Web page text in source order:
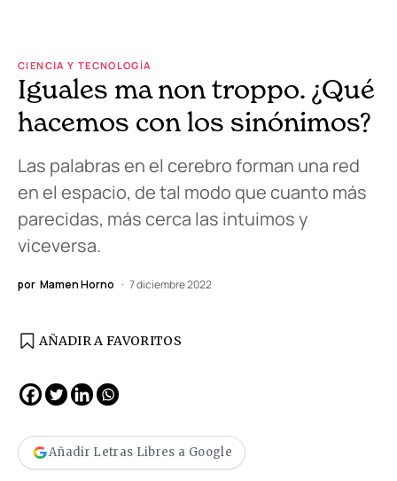
CIENCIA Y TECNOLOGÍA
Iguales ma non troppo. ¿Qué
hacemos con los sinónimos?
Las palabras en el cerebro forman una red
en el espacio, de tal modo que cuanto más
parecidas, más cerca las intuimos y
viceversa.
por Mamen Horno 7 diciembre 2022
AÑADIR A FAVORITOS
Añadir Letras Libres a Google